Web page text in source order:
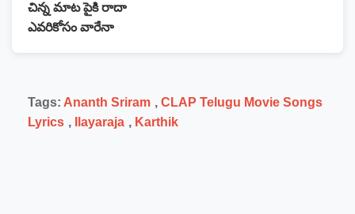
చిన్న మాట పైకి రాదా
ఎవరికోసం వారేనా
Tags: Ananth Sriram , CLAP Telugu Movie Songs
Lyrics , Ilayaraja , Karthik